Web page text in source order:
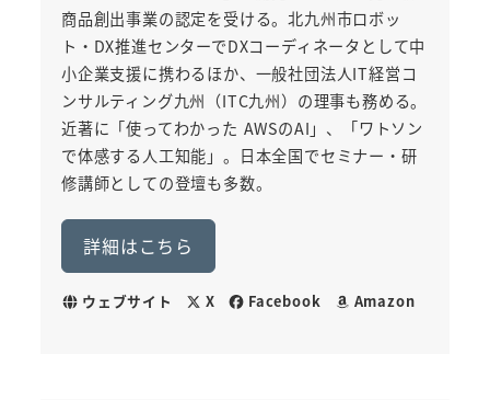
商品創出事業の認定を受ける。北九州市ロボッ
ト・DX推進センターでDXコーディネータとして中
小企業支援に携わるほか、一般社団法人IT経営コ
ンサルティング九州（ITC九州）の理事も務める。
近著に「使ってわかった AWSのAI」、「ワトソン
で体感する人工知能」。日本全国でセミナー・研
修講師としての登壇も多数。
詳細はこちら
ウェブサイト X Facebook Amazon